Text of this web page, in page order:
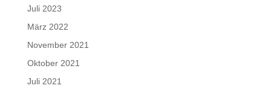
Juli 2023
März 2022
November 2021
Oktober 2021
Juli 2021